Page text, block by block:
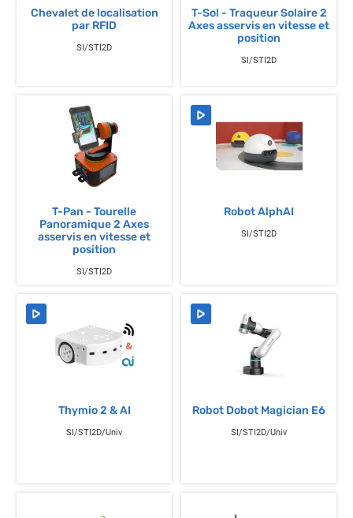
Chevalet de localisation
par RFID
SI/STI2D
T-Sol - Traqueur Solaire 2
Axes asservis en vitesse et
position
SI/STI2D
T-Pan - Tourelle
Panoramique 2 Axes
asservis en vitesse et
position
SI/STI2D
Robot AlphAI
SI/STI2D
Thymio 2 & AI
SI/STI2D/Univ
Robot Dobot Magician E6
SI/STI2D/Univ